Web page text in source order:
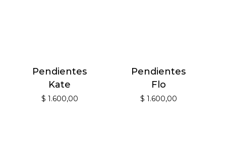
Pendientes
Kate
$ 1.600,00
Pendientes
Flo
$ 1.600,00